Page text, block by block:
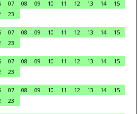
07 08 09 10 11 12 13 14
15
23
07 08 09 10 11 12 13 14
15
23
07 08 09 10 11 12 13 14
15
23
07 08 09 10 11 12 13 14
15
23